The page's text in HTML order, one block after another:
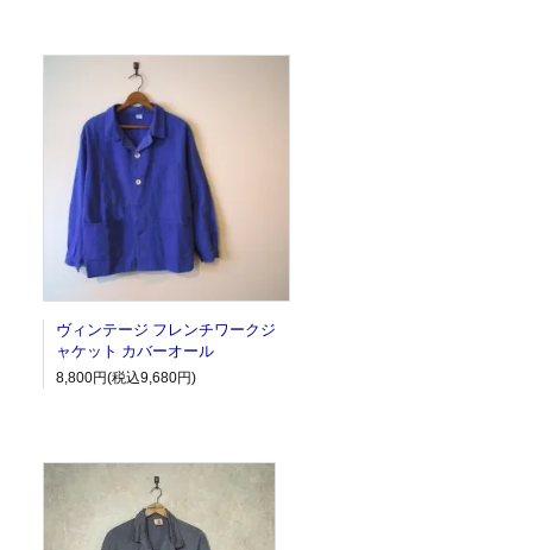
ヴィンテージ フレンチワークジ
ャケット カバーオール
8,800円(税込9,680円)